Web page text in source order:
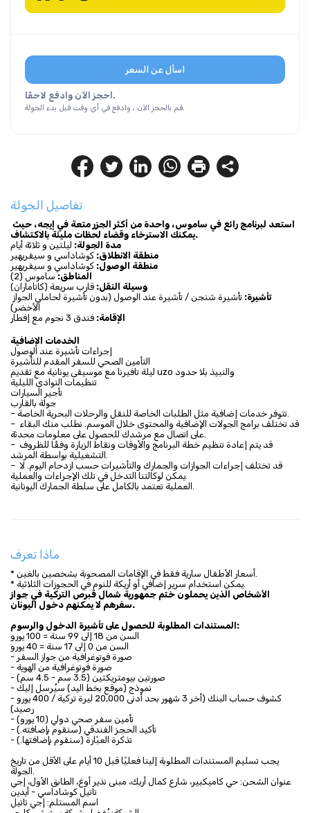
تفاصيل الجولة
يمكنك الاسترخاء وقضاء لحظات مليئة بالاكتشاف.
مدة الجولة: ليلتين و ثلاثة أيام
منطقة الانطلاق: كوشاداسي و سيفريهير
منطقة الوصول:
المناطق: ساموس (2)
وسيلة النقل: قارب سريعة (كاتاماران)
تأشيرة:
الأخضر)
الإقامة: فندق 3 نجوم مع إفطار
الخدمات الإضافية
إجراءات تأشيرة عند الوصول
التأمين الصحي للسفر المقدم للتأشيرة
ليلة تافيرنا مع موسيقى يونانية مع تقديم uzo والنبيذ بلا حدود
تنظيمات النوادي الليلية
تأجير السيارات
جولة بالقارب
– تتوفر خدمات إضافية مثل الطلبات الخاصة للنقل والرحلات البحرية الخاصة.
– قد تختلف برامج الجولات الإضافية والمحتوى خلال الموسم. نطلب منك البقاء
على اتصال مع مرشدك للحصول على معلومات محدثة.
– قد يتم إعادة تنظيم خطة البرنامج والأوقات ونقاط الزيارة وفقًا للظروف
التشغيلية بواسطة المرشد.
– قد تختلف إجراءات الجوازات والجمارك والتأشيرات حسب ازدحام اليوم. لا
يمكن لوكالتنا التدخل في تلك الإجراءات والعملية.
العملية تعتمد بالكامل على سلطة الجمارك اليونانية.
ماذا تعرف
* أسعار الأطفال سارية فقط في الإقامات المصحوبة بشخصين بالغين.
* يمكن استخدام سرير إضافي أو أريكة للنوم في الحجوزات الثلاثية.
الأشخاص الذين يحملون ختم جمهورية شمال قبرص التركية في جواز
سفرهم لا يمكنهم دخول اليونان.
المستندات المطلوبة للحصول على تأشيرة الدخول والرسوم:
السن من 18 إلى 99 سنة = 100 يورو
السن من 0 إلى 17 سنة = 40 يورو
- صورة فوتوغرافية من جواز السفر
- صورة فوتوغرافية من الهوية
- صورتين بيومتريكتين (3.5 سم - 4.5 سم)
- نموذج (موقع بخط اليد) سيُرسل إليك
- كشوف حساب البنك (أخر 3 شهور بحد أدنى 20,000 ليرة تركية / 400 يورو
رصيد)
- تأمين سفر صحي دولي (10 يورو)
- تأكيد الحجز الفندقي (سنقوم بإضافته.)
- تذكرة العبّارة (سنقوم بإضافتها.)
يجب تسليم المستندات المطلوبة إلينا فعليًا قبل 10 أيام على الأقل من تاريخ
الجولة.
عنوان الشحن: حي كاميكبير، شارع كمال أريك، مبنى نذير أوغ، الطابق الأول، إجي
تاتيل كوشاداسي - أيدين
اسم المستلم: إجي تاتيل
اسأل عن السعر
احجز الآن وادفع لاحقًا.
قم بالحجز الآن ، وادفع في أي وقت قبل بدء الجولة.